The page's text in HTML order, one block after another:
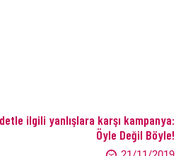
ilgili yanlışlara karşı kampanya:
Öyle Değil Böyle!